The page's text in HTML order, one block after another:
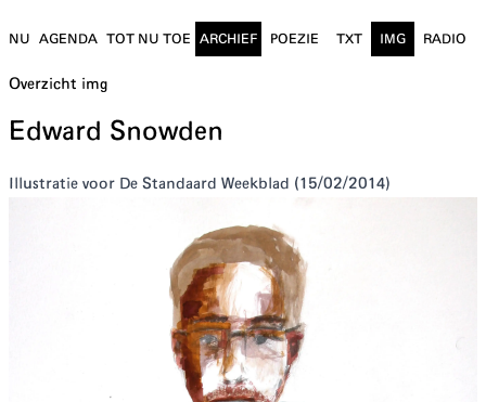
NU AGENDA TOT NU TOE ARCHIEF POEZIE TXT IMG RADIO
Overzicht img
Edward Snowden
I llustratie voor De Standaard Weekblad (15/02/2014)